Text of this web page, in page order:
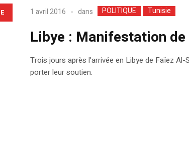
1 avril 2016 dans POLITIQUE Tunisie
Libye : Manifestation
Trois jours après l’arrivée en Libye de Faïez
porter leur soutien.